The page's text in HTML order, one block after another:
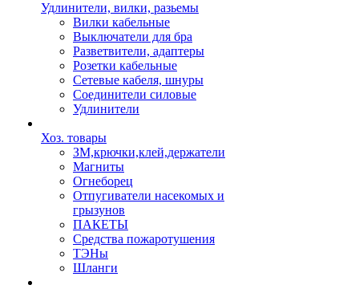
Удлинители, вилки, разьемы
Вилки кабельные
Выключатели для бра
Разветвители, адаптеры
Розетки кабельные
Сетевые кабеля, шнуры
Соединители силовые
Удлинители
Хоз. товары
ЗМ,крючки,клей,держатели
Магниты
Огнеборец
Отпугиватели насекомых и
грызунов
ПАКЕТЫ
Средства пожаротушения
ТЭНы
Шланги